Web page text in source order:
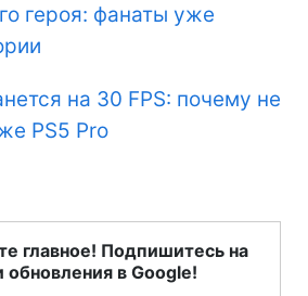
героя: фанаты уже
на 30 FPS: почему не
PS5 Pro
главное! Подпишитесь на
обновления в Google!